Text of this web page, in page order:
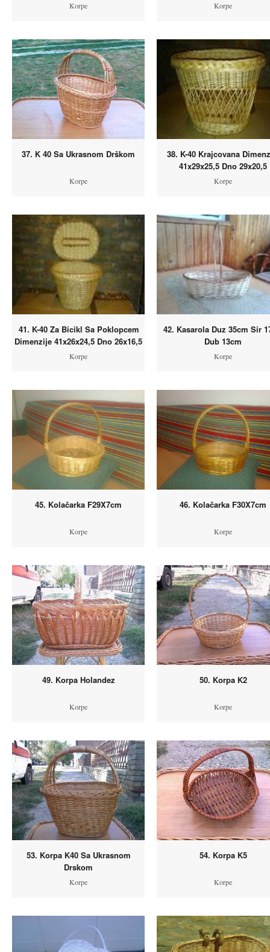
Korpe Korpe
37. K 40 Sa Ukrasnom Drškom
Korpe
38. K-40 Krajcovana
41x29x25,5 Dno 29x20,5
Korpe
41. K-40 Za Bicikl Sa Poklopcem
Dimenzije 41x26x24,5 Dno 26x16,5
Korpe
42. Kasarola Duz 35cm Sir
Dub 13cm
Korpe
45. Kolačarka F29X7cm
Korpe
46. Kolačarka F30X7cm
Korpe
49. Korpa Holandez
Korpe
50. Korpa K2
Korpe
53. Korpa K40 Sa Ukrasnom
Drskom
Korpe
54. Korpa K5
Korpe